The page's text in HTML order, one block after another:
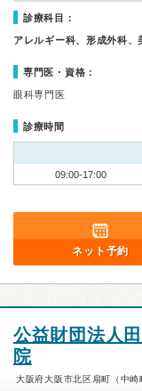
診療科目：
アレルギー科、形成外科、
専門医・資格：
眼科専門医
診療時間
09:00-17:00
ネット予約
公益財団法人
院
大阪府大阪市北区扇町（中崎